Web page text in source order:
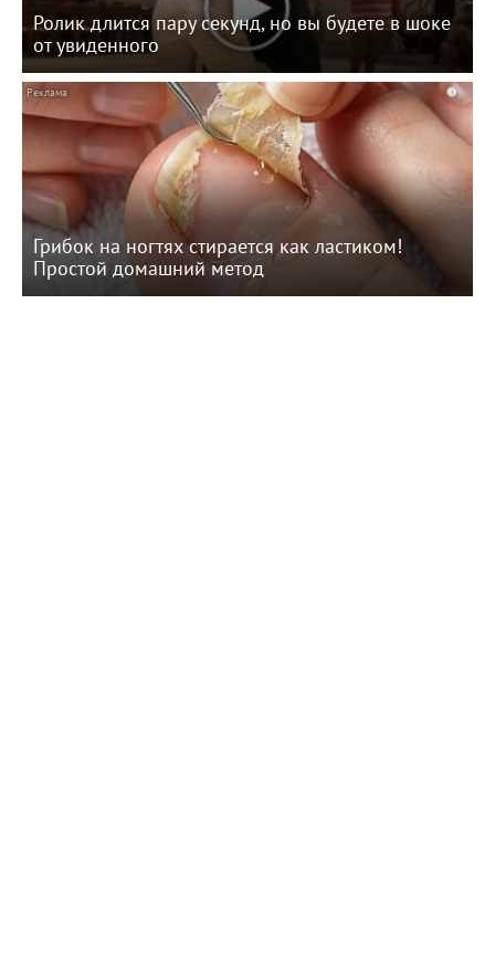
Ролик длится пару секунд, но вы будете в шоке
от увиденного
i
Грибок на ногтях стирается как ластиком!
Простой домашний метод